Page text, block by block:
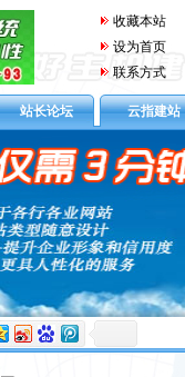
收藏本站
设为首页
联系方式
站长论坛 云指建站